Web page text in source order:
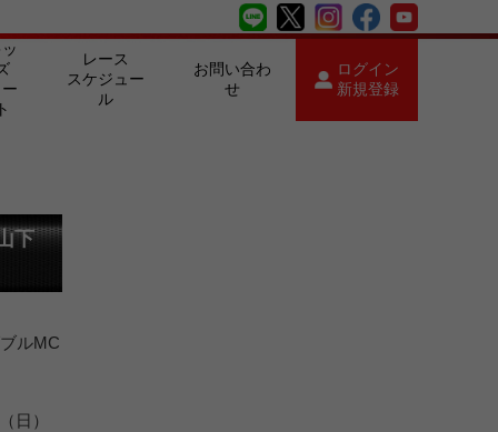
レース
スケジュー
ル
お問い合わ
せ
ログイン
新規登録
下
ルMC
日）